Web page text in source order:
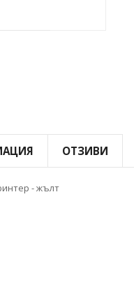
ОТЗИВИ
- жълт